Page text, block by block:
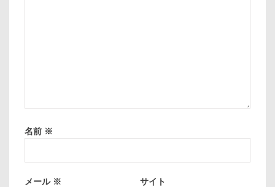
名前 ※
メール ※ サイト